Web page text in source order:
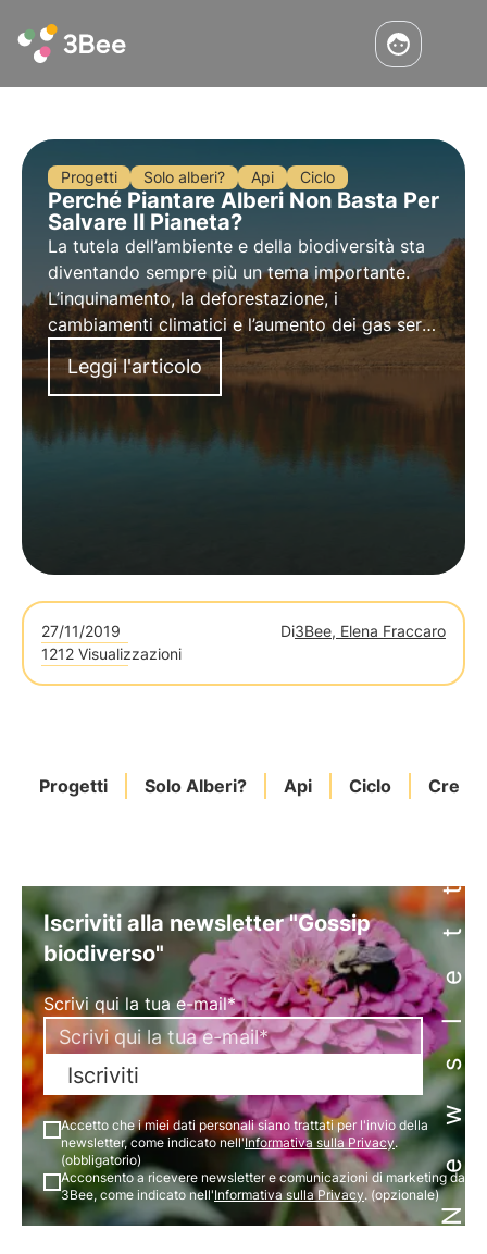
Progetti Solo alberi? Api Ciclo
Perché Piantare Alberi Non Basta Per
Salvare Il Pianeta?
La tutela dell’ambiente e della biodiversità sta
diventando sempre più un tema importante.
L’inquinamento, la deforestazione, i
cambiamenti climatici e l’aumento dei gas serra
sono solo alcune delle problematiche di cui
oggi si parla più frequentemente. Ma cosa
possiamo fare noi veramente?
Leggi l'articolo
27/11/2019 Di3Bee, Elena Fraccaro
1212 Visualizzazioni
Progetti Solo Alberi? Api Ciclo Newsletter
Iscriviti alla newsletter "Gossip
biodiverso"
Scrivi qui la tua e-mail*
Iscriviti
Accetto che i miei dati personali siano trattati per l'invio della
newsletter, come indicato nell'Informativa sulla Privacy.
(obbligatorio)
Acconsento a ricevere newsletter e comunicazioni di marketing da
3Bee, come indicato nell'Informativa sulla Privacy. (opzionale)